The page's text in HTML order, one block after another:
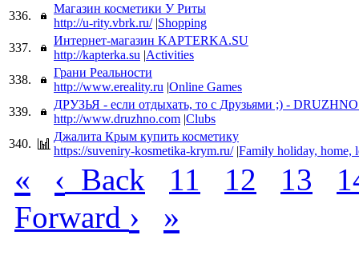
336.
Магазин косметики У Риты
http://u-rity.vbrk.ru/ |Shopping
337.
Интернет-магазин KAPTERKA.SU
http://kapterka.su |Activities
338.
Грани Реальности
http://www.ereality.ru |Online Games
339.
ДРУЗЬЯ - если отдыхать, то с Друзьями ;) -
http://www.druzhno.com |Clubs
340.
Джалита Крым купить косметику
https://suveniry-kosmetika-krym.ru/ |Family holiday, home,
« ‹ Back 11 12 13
Forward › »